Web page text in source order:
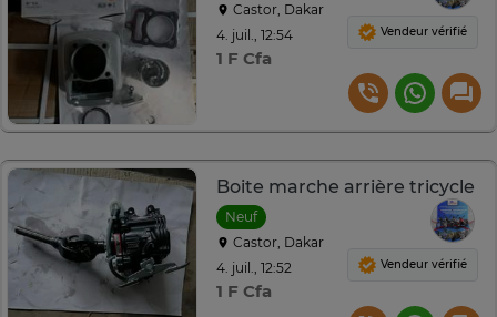
Castor, Dakar
4. juil., 12:54
1 F Cfa
Vendeur vérifié
Boite marche arrière tricycle
Neuf
Castor, Dakar
4. juil., 12:52
1 F Cfa
Vendeur vérifié